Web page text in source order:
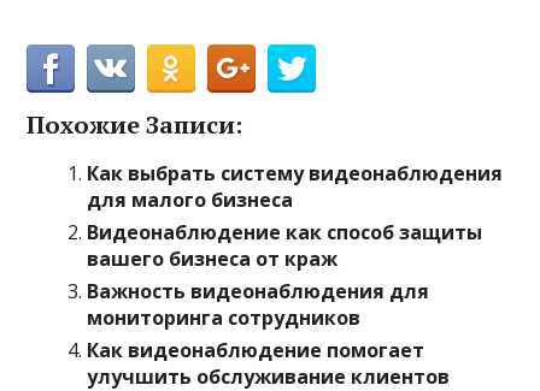
Похожие Записи:
Как выбрать систему видеонаблюдения
для малого бизнеса
Видеонаблюдение как способ защиты
вашего бизнеса от краж
Важность видеонаблюдения для
мониторинга сотрудников
Как видеонаблюдение помогает
улучшить обслуживание клиентов